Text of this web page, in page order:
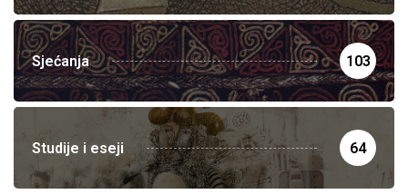
Sjećanja 103
Studije i eseji 64